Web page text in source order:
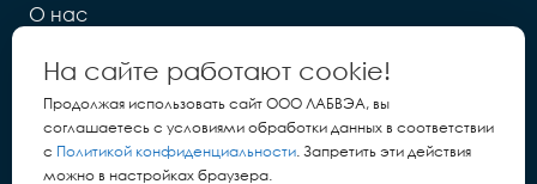
О нас
LIMS
Контакты
На сайте работают cookie!
Продолжая использовать сайт ООО ЛАБВЭА, вы
соглашаетесь с условиями обработки данных в соответствии
с Политикой конфиденциальности. Запретить эти действия
можно в настройках браузера.